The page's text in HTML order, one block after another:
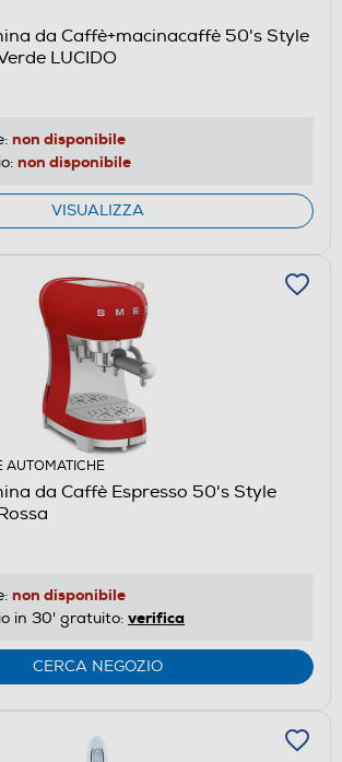
da Caffè+macinacaffè 50's Style
LUCIDO
non disponibile
non disponibile
VISUALIZZA
AUTOMATICHE
da Caffè Espresso 50's Style
non disponibile
in 30' gratuito: verifica
CERCA NEGOZIO